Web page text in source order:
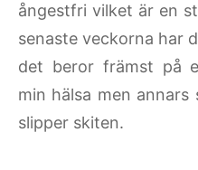
ångestfri vilket är en
senaste veckorna har
det beror främst på
min hälsa men annars
slipper skiten.